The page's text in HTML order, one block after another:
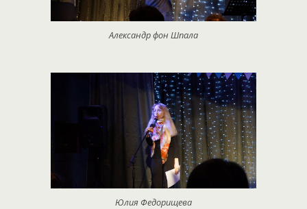
Александр фон Шпала
Юлия Федорищева